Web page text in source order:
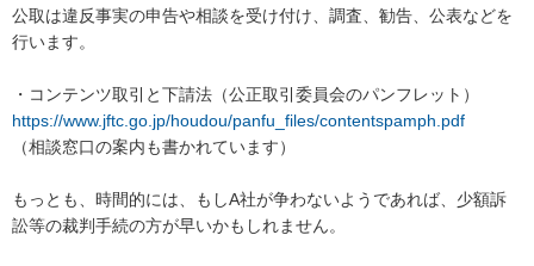
公取は違反事実の申告や相談を受け付け、調査、勧告、公表などを
行います。
https://www.jftc.go.jp/houdou/panfu_files/contentspamph.pdf
（相談窓口の案内も書かれています）
もっとも、時間的には、もしA社が争わないようであれば、少額訴
訟等の裁判手続の方が早いかもしれません。